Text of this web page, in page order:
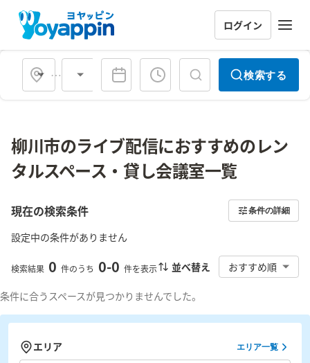
ログイン
会場タイプ 検索する
柳川市のライブ配信におすすめのレン
タルスペース・貸し会議室一覧
現在の検索条件 条件の詳細
設定中の条件がありません
検索結果 0 件のうち 0-0 件を表示 並べ替え おすすめ順
条件に合うスペースが見つかりませんでした。
エリア エリア一覧